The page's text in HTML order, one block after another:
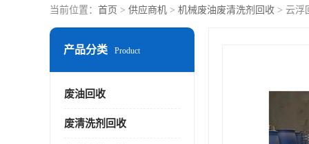
当前位置： 首页 > 供应商机 > 机械废油废清洗剂回收 > 云浮
产品分类 Product
废油回收
废清洗剂回收